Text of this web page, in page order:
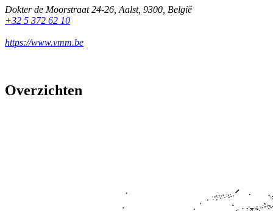
Dokter de Moorstraat 24-26 Aalst, 9300 België
+32 5 372 62 10
https://www.vmm.be
Overzichten